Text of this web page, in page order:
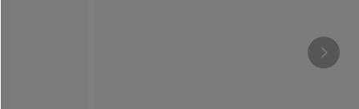
formulario, usted acepta nuestros
de Cupshe en cualquier momento del
y ofertas adaptados a su perfil.